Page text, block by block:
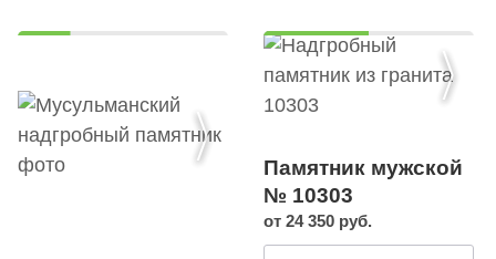
Памятник мужской
№ 10303
от 24 350 руб.